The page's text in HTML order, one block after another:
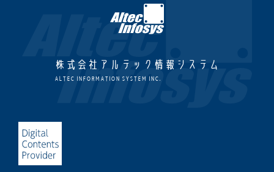
株式会社アルテック情報システム
ALTEC INFORMATION SYSTEM INC.